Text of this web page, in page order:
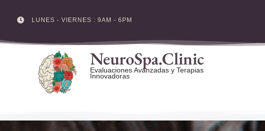
to
LUNES - VIERNES : 9AM - 6PM
NeuroSpa.Clinic
Evaluaciones Avanzadas y Terapias
Innovadoras